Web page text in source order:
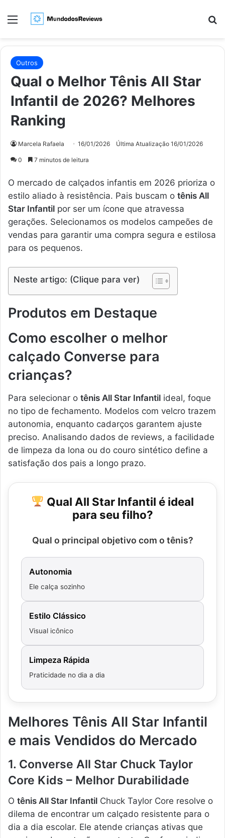
Menu
Outros
Qual o Melhor Tênis All Star
Infantil de 2026? Melhores
Ranking
Marcela Rafaela 16/01/2026 Última Atualização 16/01/2026
0 7 minutos de leitura
O mercado de calçados infantis em 2026 prioriza o
estilo aliado à resistência. Pais buscam o tênis All
Star Infantil por ser um ícone que atravessa
gerações. Selecionamos os modelos campeões de
vendas para garantir uma compra segura e estilosa
para os pequenos.
Neste artigo: (Clique para ver)
Produtos em Destaque
Como escolher o melhor
calçado Converse para
crianças?
Para selecionar o tênis All Star Infantil ideal, foque
no tipo de fechamento. Modelos com velcro trazem
autonomia, enquanto cadarços garantem ajuste
preciso. Analisando dados de reviews, a facilidade
de limpeza da lona ou do couro sintético define a
satisfação dos pais a longo prazo.
Qual All Star Infantil é ideal
para seu filho?
Qual o principal objetivo com o tênis?
Autonomia
Ele calça sozinho
Estilo Clássico
Visual icônico
Limpeza Rápida
Praticidade no dia a dia
Melhores Tênis All Star Infantil
e mais Vendidos do Mercado
1. Converse All Star Chuck Taylor
Core Kids – Melhor Durabilidade
O tênis All Star Infantil Chuck Taylor Core resolve o
dilema de encontrar um calçado resistente para o
dia a dia escolar. Ele atende crianças ativas que